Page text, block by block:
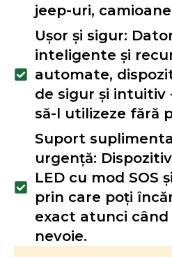
jeep-uri,
Ușor și sigur:
inteligente și
automate,
de sigur și intuitiv
să-l utilizeze fără
Suport
urgență:
LED cu mod SOS
prin care poți
exact atunci când
nevoie.